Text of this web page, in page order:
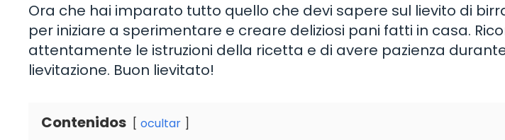
Ora che hai imparato tutto quello che devi sapere sul lievito di
per iniziare a sperimentare e creare deliziosi pani fatti in casa.
attentamente le istruzioni della ricetta e di avere pazienza
lievitazione. Buon lievitato!
Contenidos ocultar